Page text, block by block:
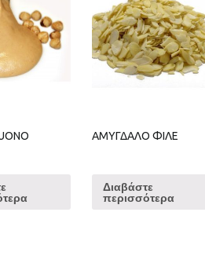
ΑΜΥΓΔΑΛΟ ΦΙΛΕ
Διαβάστε
περισσότερα